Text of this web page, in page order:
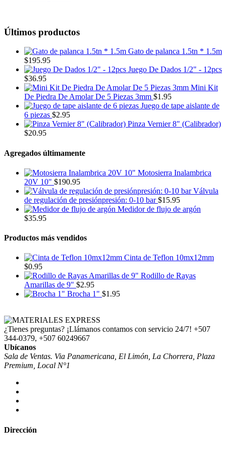
Últimos productos
Gato de palanca 1.5tn * 1.5m
$195.95
Juego De Dados 1/2" - 12pcs
$36.95
Mini Kit
De Piedra De Amolar De 5 Piezas 3mm $1.95
Juego de tape aislante de
6 piezas $2.95
Pinza Vernier 8" (Calibrador)
$20.95
Agregados últimamente
Motosierra Inalambrica
20V 10" $190.95
Válvula
de regulación de presiónpresión: 0-10 bar $15.95
Medidor de flujo de argón
$35.95
Productos más vendidos
Cinta de Teflon 10mx12mm
$0.95
Rodillo de Rayas
Amarillas de 9" $2.95
Brocha 1" $1.95
¿Tienes preguntas? ¡Llámanos contamos con servicio 24/7! +507
344-0379, +507 60249667
Ubícanos
Sala de Ventas. Via Panamericana, El Limón, La Chorrera, Plaza
Premium, Local N°1
Dirección